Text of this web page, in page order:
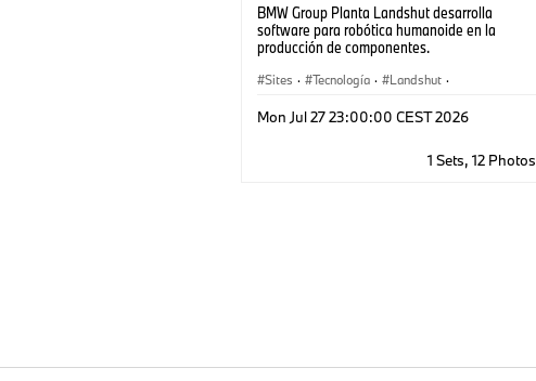
BMW Group Planta Landshut desarrolla
software para robótica humanoide en la
producción de componentes.
Sites · Tecnología · Landshut ·
Mon Jul 27 23:00:00 CEST 2026
1 Sets, 12 Photos